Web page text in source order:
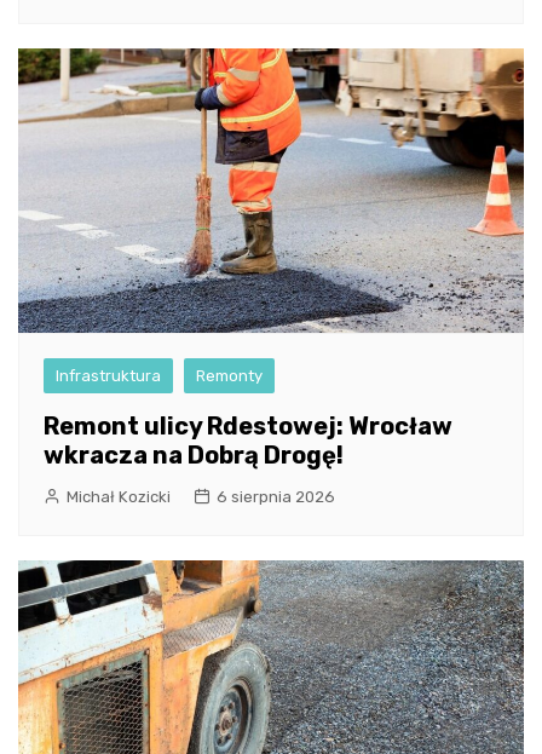
Infrastruktura Remonty
Remont ulicy Rdestowej: Wrocław
wkracza na Dobrą Drogę!
Michał Kozicki 6 sierpnia 2026